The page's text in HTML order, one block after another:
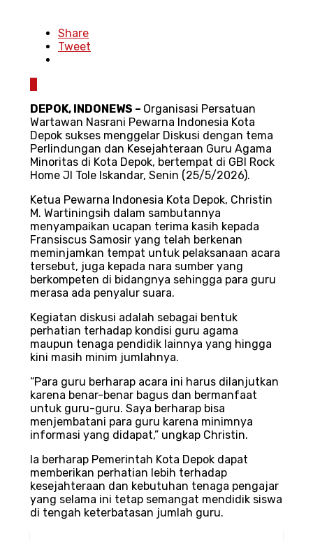
Share
Tweet
DEPOK, INDONEWS – Organisasi Persatuan
Wartawan Nasrani Pewarna Indonesia Kota
Depok sukses menggelar Diskusi dengan tema
Perlindungan dan Kesejahteraan Guru Agama
Minoritas di Kota Depok, bertempat di GBI Rock
Home Jl Tole Iskandar, Senin (25/5/2026).
Ketua Pewarna Indonesia Kota Depok, Christin
M. Wartiningsih dalam sambutannya
menyampaikan ucapan terima kasih kepada
Fransiscus Samosir yang telah berkenan
meminjamkan tempat untuk pelaksanaan acara
tersebut, juga kepada nara sumber yang
berkompeten di bidangnya sehingga para guru
merasa ada penyalur suara.
Kegiatan diskusi adalah sebagai bentuk
perhatian terhadap kondisi guru agama
maupun tenaga pendidik lainnya yang hingga
kini masih minim jumlahnya.
“Para guru berharap acara ini harus dilanjutkan
karena benar-benar bagus dan bermanfaat
untuk guru-guru. Saya berharap bisa
menjembatani para guru karena minimnya
informasi yang didapat,” ungkap Christin.
Ia berharap Pemerintah Kota Depok dapat
memberikan perhatian lebih terhadap
kesejahteraan dan kebutuhan tenaga pengajar
yang selama ini tetap semangat mendidik siswa
di tengah keterbatasan jumlah guru.